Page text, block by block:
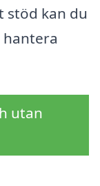
stöd kan du
hantera
utan